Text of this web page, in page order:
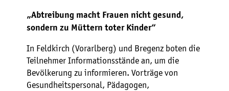
„Abtreibung macht Frauen nicht gesund,
sondern zu Müttern toter Kinder“
In Feldkirch (Vorarlberg) und Bregenz boten die
Teilnehmer Informationsstände an, um die
Bevölkerung zu informieren. Vorträge von
Gesundheitspersonal, Pädagogen,